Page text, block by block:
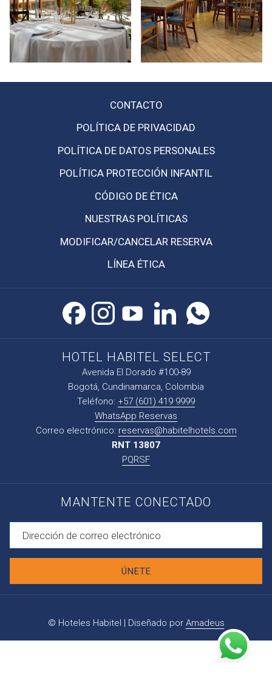
CONTACTO
POLÍTICA DE PRIVACIDAD
UNA
NUEVA
POLÍTICA DE DATOS PERSONALES
POLÍTICA PROTECCIÓN INFANTIL
CÓDIGO DE ÉTICA
NUESTRAS POLÍTICASABRE
UNA
MODIFICAR/CANCELAR RESERVA
LÍNEA ÉTICA
HOTEL HABITEL SELECT
Avenida El Dorado #100-89
Bogotá, Cundinamarca, Colombia
Teléfono: +57 (601) 419 9999
WhatsApp Reservas
Correo electrónico: reservas@habitelhotels.com
RNT 13807
PQRSF
MANTENTE CONECTADO
ÚNETE
© Hoteles Habitel | Diseñado por Amadeus